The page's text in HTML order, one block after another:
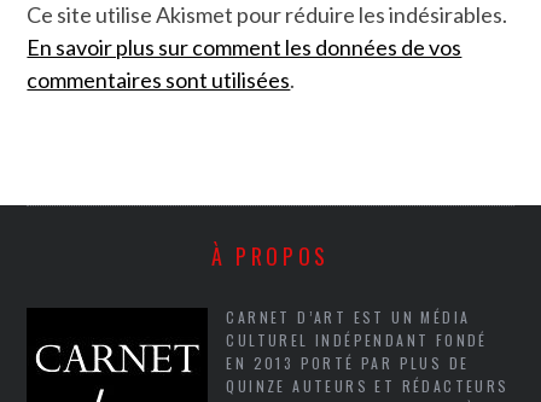
Ce site utilise Akismet pour réduire les indésirables.
En savoir plus sur comment les données de vos
commentaires sont utilisées.
À PROPOS
CARNET D’ART EST UN MÉDIA
CULTUREL INDÉPENDANT FONDÉ
EN 2013 PORTÉ PAR PLUS DE
QUINZE AUTEURS ET RÉDACTEURS